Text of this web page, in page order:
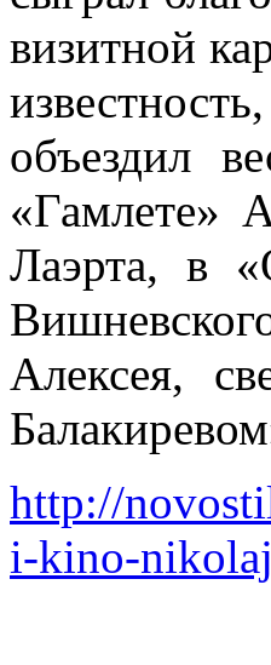
визитной
объездил
«Гамлете»
Лаэрта, в
Алексея,
http://
i-kino-